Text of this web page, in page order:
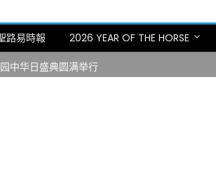
路易時報 2026 YEAR OF THE HORSE
密苏里植物园“中华日三十周年特别报道（五）
绎一场古筝与钢琴的精彩对话
中华日盛典圆满举行
体验划行乐趣 + 水上竞速魅力